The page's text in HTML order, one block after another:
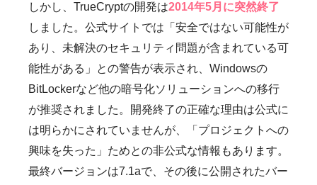
しかし、TrueCryptの開発は2014年5月に突然終了
しました。公式サイトでは「安全ではない可能性が
あり、未解決のセキュリティ問題が含まれている可
能性がある」との警告が表示され、Windowsの
BitLockerなど他の暗号化ソリューションへの移行
が推奨されました。開発終了の正確な理由は公式に
は明らかにされていませんが、「プロジェクトへの
興味を失った」ためとの非公式な情報もあります。
最終バージョンは7.1aで、その後に公開されたバー